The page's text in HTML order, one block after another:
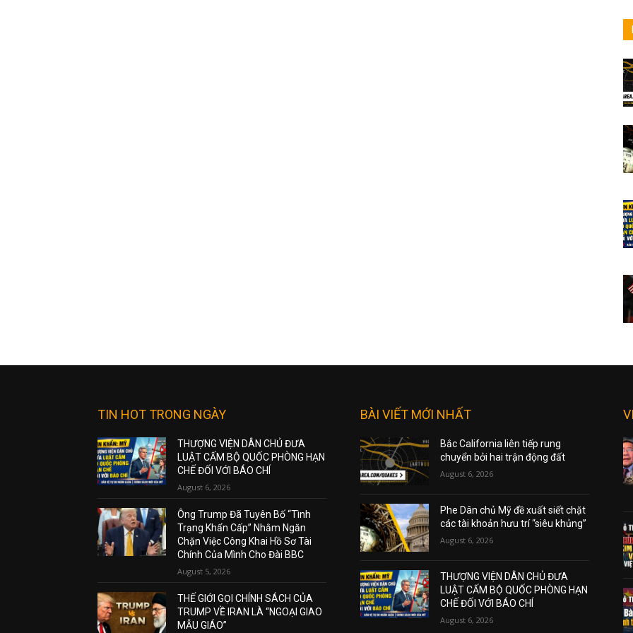
TIN HOT TRONG NGÀY
THƯỢNG VIỆN DÂN CHỦ ĐƯA
LUẬT CẤM BỘ QUỐC PHÒNG HẠN
CHẾ ĐỐI VỚI BÁO CHÍ
August 6, 2026
Ông Trump Đã Tuyên Bố “Tình
Trạng Khẩn Cấp” Nhằm Ngăn
Chặn Việc Công Khai Hồ Sơ Tài
Chính Của Mình Cho Đài BBC
August 5, 2026
THẾ GIỚI GỌI CHÍNH SÁCH CỦA
TRUMP VỀ IRAN LÀ “NGOẠI GIAO
MẪU GIÁO”
BÀI VIẾT MỚI NHẤT
Bắc California liên tiếp rung
chuyển bởi hai trận động đất
August 6, 2026
Phe Dân chủ Mỹ đề xuất siết chặt
các tài khoản hưu trí “siêu khủng”
August 6, 2026
THƯỢNG VIỆN DÂN CHỦ ĐƯA
LUẬT CẤM BỘ QUỐC PHÒNG HẠN
CHẾ ĐỐI VỚI BÁO CHÍ
August 6, 2026